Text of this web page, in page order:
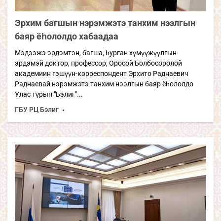
Эрхим багшын нэрэмжэтэ танхим нээлгын
баяр ёһололдо хабаадаа
Мэдээжэ эрдэмтэн, багша, һурган хүмүүжүүлгын
эрдэмэй доктор, профессор, Оросой Болбосоролой
академиин гэшүүн-корреспондент Эрхито Раднаевич
Раднаевай нэрэмжэтэ танхим нээлгын баяр ёһололдо
Улас түрын "Бэлиг"...
ГБУ РЦ Бэлиг